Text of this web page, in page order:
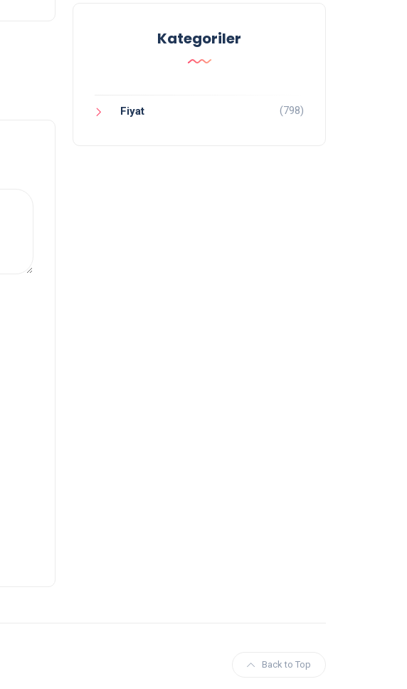
Kategoriler
Fiyat (798)
Back to Top